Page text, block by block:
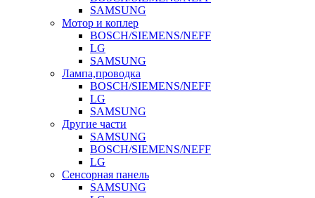
SAMSUNG
Мотор и коплер
BOSCH/SIEMENS/NEFF
LG
SAMSUNG
Лампа,проводка
BOSCH/SIEMENS/NEFF
LG
SAMSUNG
Другие части
SAMSUNG
BOSCH/SIEMENS/NEFF
LG
Сенсорная панель
SAMSUNG